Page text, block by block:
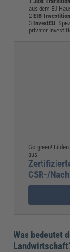
aus dem EU-
EIB-
InvestEU:
privater
Go green!
aus
CSR-/
Was bedeutet